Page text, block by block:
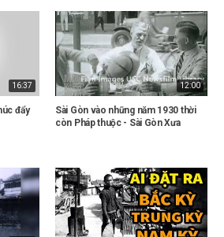
16:37
đẩy
12:00
Sài Gòn vào những năm 1930 thời
còn Pháp thuộc - Sài Gòn Xưa